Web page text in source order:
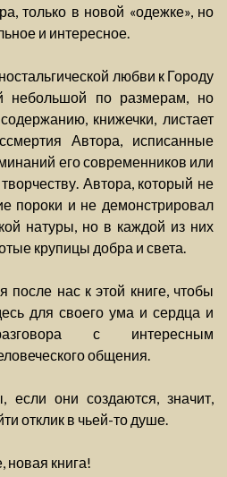
только в новой «одежке», но
и интересное.
любви к Городу
небольшой по размерам, но
книжечки, листает
Автора, исписанные
его современников или
Автора, который не
пороки и не демонстрировал
натуры, но в каждой из них
крупицы добра и света.
после нас к этой книге, чтобы
для своего ума и сердца и
с интересным
общения.
если они создаются, значит,
отклик в чьей-то душе.
новая книга!